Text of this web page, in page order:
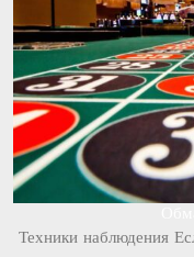
Техники наблюдения